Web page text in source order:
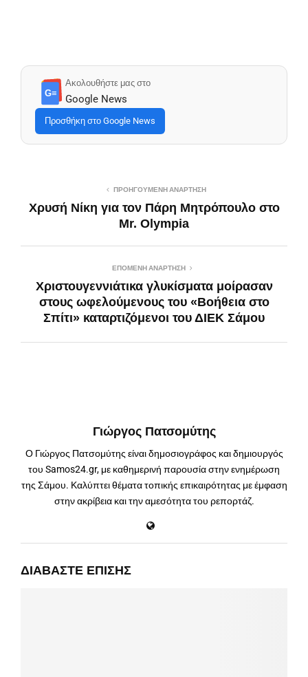
G≡
Ακολουθήστε μας στο
Google News
Προσθήκη στο Google News
ΠΡΟΗΓΟΎΜΕΝΗ ΑΝΆΡΤΗΣΗ
Xρυσή Νίκη για τον Πάρη Μητρόπουλο στο
Mr. Olympia
ΕΠΌΜΕΝΗ ΑΝΆΡΤΗΣΗ
Χριστουγεννιάτικα γλυκίσματα μοίρασαν
στους ωφελούμενους του «Βοήθεια στο
Σπίτι» καταρτιζόμενοι του ΔΙΕΚ Σάμου
Γιώργος Πατσομύτης
Ο Γιώργος Πατσομύτης είναι δημοσιογράφος και δημιουργός
του Samos24.gr, με καθημερινή παρουσία στην ενημέρωση
της Σάμου. Καλύπτει θέματα τοπικής επικαιρότητας με έμφαση
στην ακρίβεια και την αμεσότητα του ρεπορτάζ.
ΔΙΑΒΆΣΤΕ ΕΠΊΣΗΣ